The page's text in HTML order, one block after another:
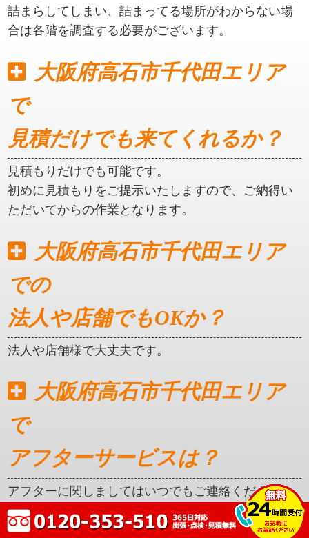
詰まらしてしまい、詰まってる場所がわからない場
合は各階を調査する必要がございます。
大阪府高石市千代田エリア
で
見積だけでも来てくれるか？
見積もりだけでも可能です。
初めに見積もりをご提示いたしますので、ご納得い
ただいてからの作業となります。
大阪府高石市千代田エリア
での
法人や店舗でもOKか？
法人や店舗様で大丈夫です。
大阪府高石市千代田エリア
で
アフターサービスは？
アフターに関しましてはいつでもご連絡ください。
クレカ対応はしているか？